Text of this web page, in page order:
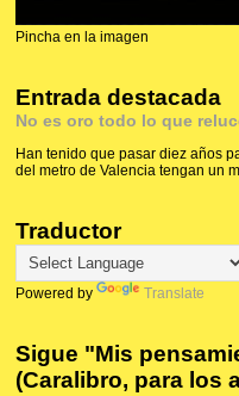
Pincha en la imagen
Entrada destacada
No es oro todo lo que
Han tenido que pasar diez años
del metro de Valencia tengan un
Traductor
Powered by Translate
Sigue "Mis
(Caralibro, para los